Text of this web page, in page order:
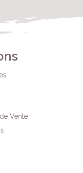
Vente